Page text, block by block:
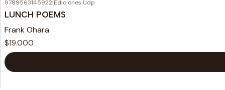
9789563145922|Ediciones Udp
LUNCH POEMS
Frank Ohara
$19.000